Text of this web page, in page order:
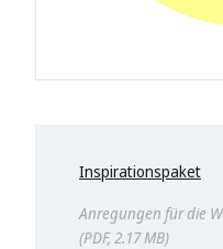
Inspirationspaket
Anregungen für die
PDF, 2.17 MB